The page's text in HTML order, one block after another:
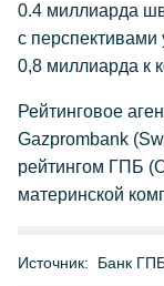
0.4 миллиарда
с перспективами
0,8 миллиарда к
Рейтинговое
Gazprombank
рейтингом ГПБ
материнской
Источник: Банк